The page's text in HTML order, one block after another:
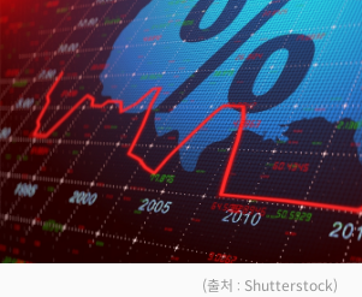
(출처 : Shutterstock)